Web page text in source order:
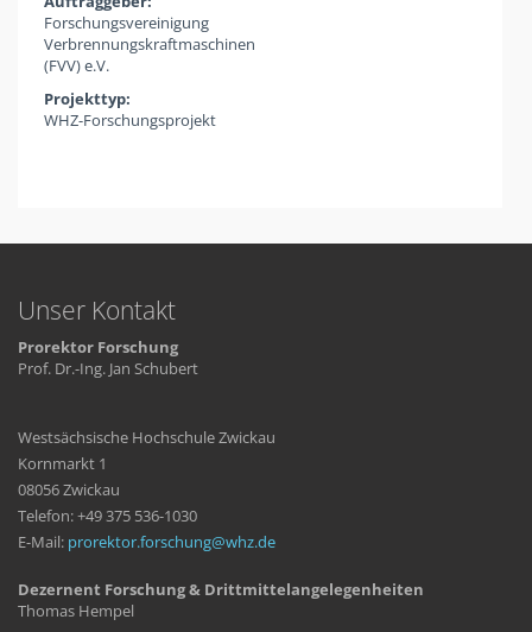
Forschungsvereinigung
Verbrennungskraftmaschinen
(FVV) e.V.
Projekttyp:
WHZ-Forschungsprojekt
Unser Kontakt
Prorektor Forschung
Prof. Dr.-Ing. Jan Schubert
Westsächsische Hochschule Zwickau
Kornmarkt 1
08056 Zwickau
Telefon: +49 375 536-1030
E-Mail: prorektor.forschung whzde
Dezernent Forschung & Drittmittelangelegenheiten
Thomas Hempel